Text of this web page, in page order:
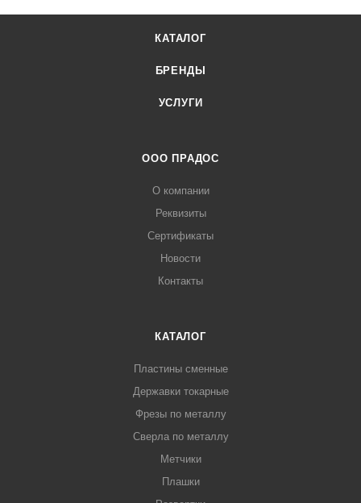
КАТАЛОГ
БРЕНДЫ
УСЛУГИ
ООО ПРАДОС
О компании
Реквизиты
Сертификаты
Новости
Контакты
КАТАЛОГ
Пластины сменные
Державки токарные
Фрезы по металлу
Сверла по металлу
Метчики
Плашки